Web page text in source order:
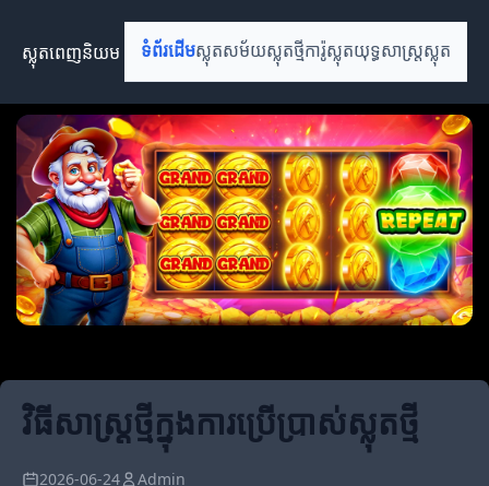
ស្លុតពេញនិយម ទំព័រដើមស្លុតសម័យស្លុតថ្មីការ៉ូស្លុតយុទ្ធសាស្ត្រស្លុត
វិធីសាស្ត្រថ្មីក្នុងការប្រើប្រាស់ស្លុតថ្មី
2026-06-24 Admin